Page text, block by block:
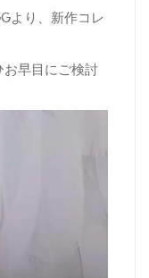
より、新作コレ
早目にご検討